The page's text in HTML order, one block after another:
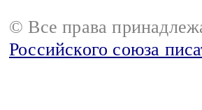
© Все права
Российского союза